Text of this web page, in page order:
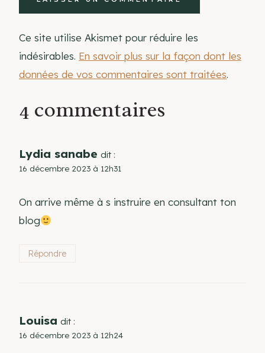
Ce site utilise Akismet pour réduire les
indésirables. En savoir plus sur la façon dont les
données de vos commentaires sont traitées.
4 commentaires
Lydia sanabe dit :
16 décembre 2023 à 12h31
On arrive même à s instruire en consultant ton
blog
Répondre
Louisa dit :
16 décembre 2023 à 12h24